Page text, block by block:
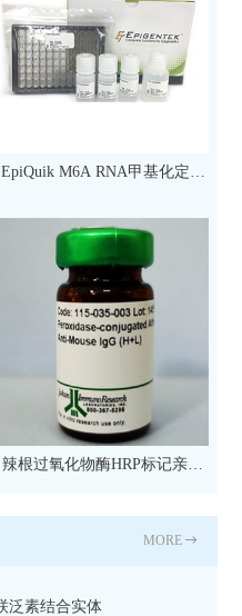
EpiQuik M6A RNA甲基化定量
次）
辣根过氧化物酶HRP标记亲和
抗 现货
MORE
泛素结合实体